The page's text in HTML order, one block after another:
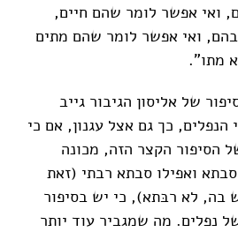
ואי אפשר לומר שהם חיים,
ואי אפשר לומר שהם מתים
מתו".
של אליסון הגיבור גייב
כך גם אצל עגנון, אם כי
הסיפור הקצר הזה, מכונה
ואפילו סבתא רבתי (זאת
בה, לא רבּתא), כי יש בסיפור
נפלים. מה שמגביר עוד יותר